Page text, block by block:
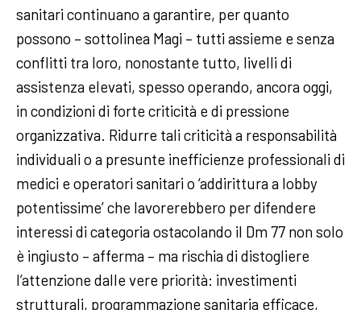
sanitari continuano a garantire, per quanto
possono – sottolinea Magi – tutti assieme e senza
conflitti tra loro, nonostante tutto, livelli di
assistenza elevati, spesso operando, ancora oggi,
in condizioni di forte criticità e di pressione
organizzativa. Ridurre tali criticità a responsabilità
individuali o a presunte inefficienze professionali di
medici e operatori sanitari o ‘addirittura a lobby
potentissime’ che lavorerebbero per difendere
interessi di categoria ostacolando il Dm 77 non solo
è ingiusto – afferma – ma rischia di distogliere
l’attenzione dalle vere priorità: investimenti
strutturali, programmazione sanitaria efficace,